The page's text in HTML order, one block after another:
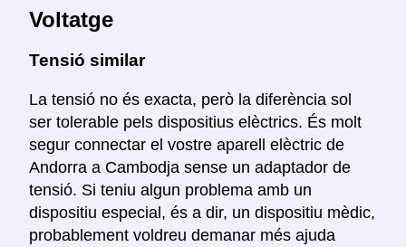
Voltatge
Tensió similar
La tensió no és exacta, però la diferència sol
ser tolerable pels dispositius elèctrics. És molt
segur connectar el vostre aparell elèctric de
Andorra a Cambodja sense un adaptador de
tensió. Si teniu algun problema amb un
dispositiu especial, és a dir, un dispositiu mèdic,
probablement voldreu demanar més ajuda